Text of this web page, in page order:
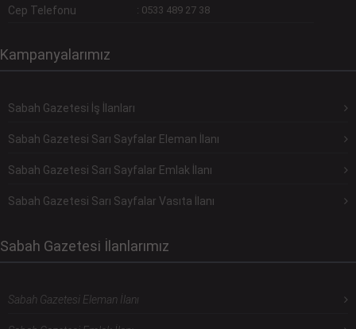
Cep Telefonu : 0533 489 27 38
Kampanyalarımız
Sabah Gazetesi İş İlanları
Sabah Gazetesi Sarı Sayfalar Eleman İlanı
Sabah Gazetesi Sarı Sayfalar Emlak İlanı
Sabah Gazetesi Sarı Sayfalar Vasıta İlanı
Sabah Gazetesi İlanlarımız
Sabah Gazetesi Eleman İlanı